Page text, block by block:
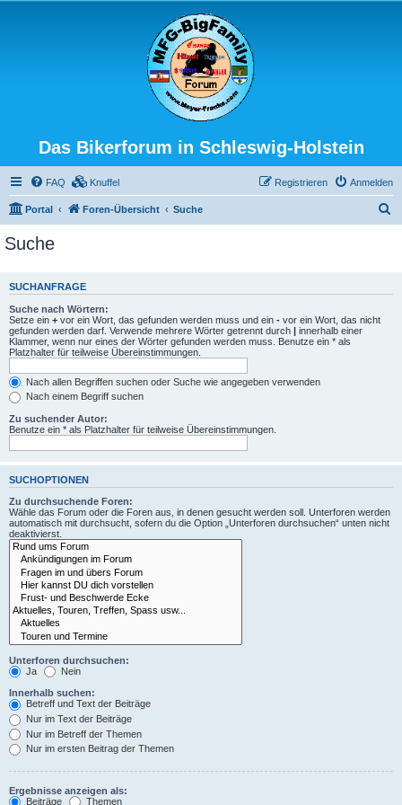
Das Bikerforum in Schleswig-Holstein
FAQ Knuffel Anmelden
Registrieren
Portal Foren-Übersicht Suche
e
Suche
SUCHANFRAGE
Suche nach Wörtern:
Setze ein + vor ein Wort, das gefunden werden muss und ein - vor ein Wort, das nicht
gefunden werden darf. Verwende mehrere Wörter getrennt durch | innerhalb einer
Klammer, wenn nur eines der Wörter gefunden werden muss. Benutze ein * als
Platzhalter für teilweise Übereinstimmungen.
Nach allen Begriffen suchen oder Suche wie angegeben verwenden
Nach einem Begriff suchen
Zu suchender Autor:
Benutze ein * als Platzhalter für teilweise Übereinstimmungen.
SUCHOPTIONEN
Zu durchsuchende Foren:
Wähle das Forum oder die Foren aus, in denen gesucht werden soll. Unterforen werden
automatisch mit durchsucht, sofern du die Option „Unterforen durchsuchen“ unten nicht
deaktivierst.
Unterforen durchsuchen:
Ja
Nein
Innerhalb suchen:
Betreff und Text der Beiträge
Nur im Text der Beiträge
Nur im Betreff der Themen
Nur im ersten Beitrag der Themen
Ergebnisse anzeigen als:
Beiträge
Themen